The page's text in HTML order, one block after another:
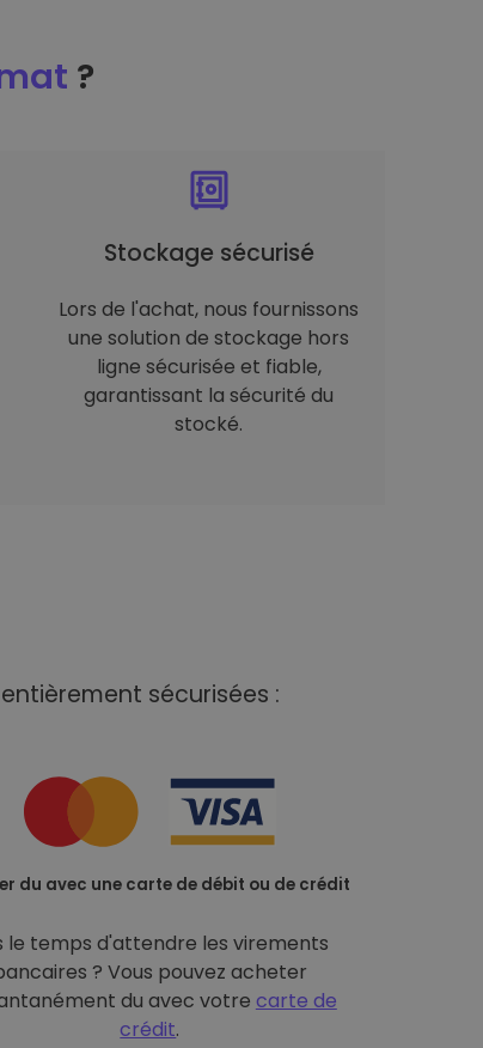
?
Stockage sécurisé
Lors de l'achat, nous fournissons
une solution de stockage hors
ligne sécurisée et fiable,
garantissant la sécurité du
stocké.
sécurisées :
du avec une carte de débit ou de crédit
le temps d'attendre les virements
? Vous pouvez acheter
du avec votre carte de
crédit.